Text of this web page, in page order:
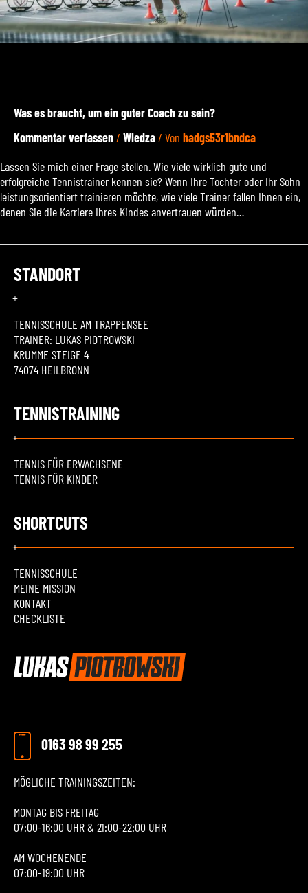
Was es braucht, um ein guter Coach zu sein?
Kommentar verfassen/ Wiedza/ Von hadgs53r1bndca
Lassen Sie mich einer Frage stellen. Wie viele wirklich gute und
erfolgreiche Tennistrainer kennen sie? Wenn Ihre Tochter oder Ihr Sohn
leistungsorientiert trainieren möchte, wie viele Trainer fallen Ihnen ein,
denen Sie die Karriere Ihres Kindes anvertrauen würden…
STANDORT
TENNISSCHULE AM TRAPPENSEE
TRAINER: LUKAS PIOTROWSKI
KRUMME STEIGE 4
74074 HEILBRONN
TENNISTRAINING
TENNIS FÜR ERWACHSENE
TENNIS FÜR KINDER
SHORTCUTS
TENNISSCHULE
MEINE MISSION
KONTAKT
CHECKLISTE
0163 98 99 255
MÖGLICHE TRAININGSZEITEN:
MONTAG BIS FREITAG
07:00-16:00 UHR & 21:00-22:00 UHR
AM WOCHENENDE
07:00-19:00 UHR